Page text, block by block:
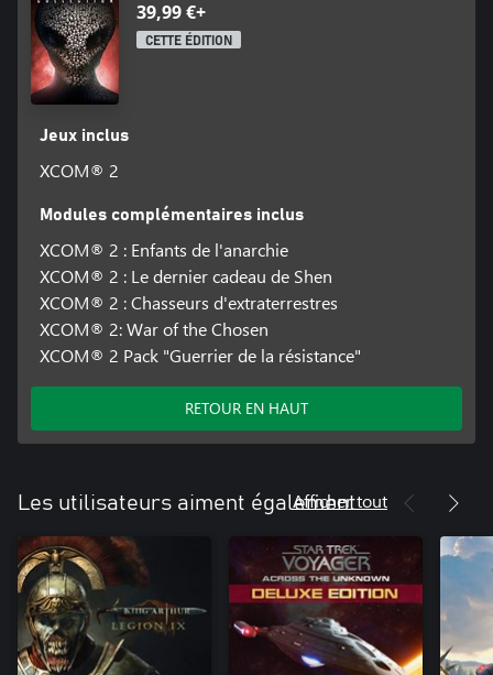
39,99 €+
CETTE ÉDITION
Jeux inclus
XCOM® 2
Modules complémentaires inclus
XCOM® 2 : Enfants de l'anarchie
XCOM® 2 : Le dernier cadeau de Shen
XCOM® 2 : Chasseurs d'extraterrestres
XCOM® 2: War of the Chosen
XCOM® 2 Pack "Guerrier de la résistance"
RETOUR EN HAUT
Les utilisateurs aiment également
Afficher tout